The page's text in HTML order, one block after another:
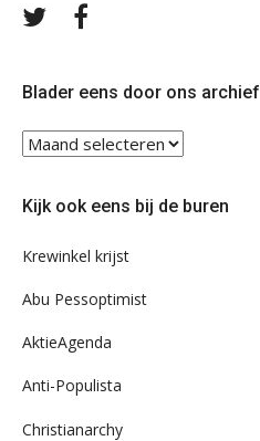
Volg
Blader eens door ons archief
Blader
eens
ons
Kijk ook eens bij de buren
Krewinkel krijst
Abu Pessoptimist
AktieAgenda
Anti-Populista
Christianarchy